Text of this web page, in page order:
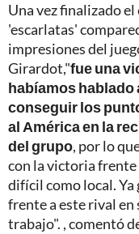
Una vez finalizado
'escarlatas'
impresiones del
Girardot,"fue una
habíamos hablado
conseguir los
al América en la
del grupo, por lo
con la victoria frente
difícil como local. Ya
frente a este rival en
trabajo". , comentó